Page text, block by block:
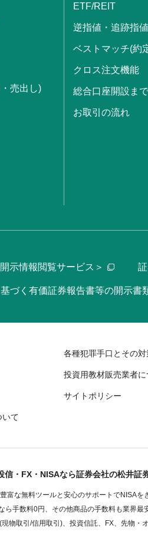
売出し)
ETF/REIT
逆指値・追跡指
ベストマッチ(約
クロス注文機能
総合口座開設ま
お取引の流れ
示情報閲覧サービス＞
づく有価証券報告書等の開示書
各種犯罪手口とその対
投資用教材販売業者に
サイトポリシー
いて
信・FX・NISAなら証券会社の松井証
富な無料ツールと安心のサポートでNISAを
ら手数料0円、その他商品の手数料も業界
物取引/信用取引)、投資信託、FX、先物・